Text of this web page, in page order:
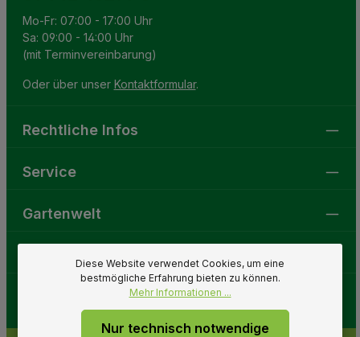
Mo-Fr: 07:00 - 17:00 Uhr
Sa: 09:00 - 14:00 Uhr
(mit Terminvereinbarung)
Oder über unser Kontaktformular.
Rechtliche Infos
Service
Gartenwelt
Diese Website verwendet Cookies, um eine
bestmögliche Erfahrung bieten zu können.
Mehr Informationen ...
Nur technisch notwendige